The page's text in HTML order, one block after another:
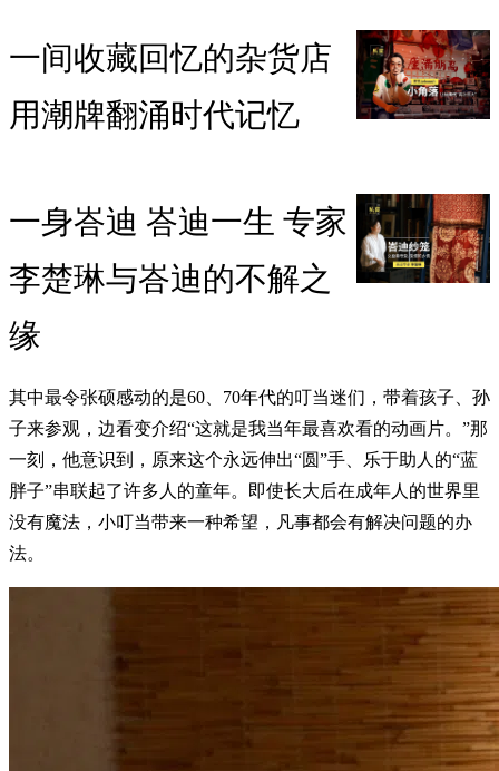
一间收藏回忆的杂货店
用潮牌翻涌时代记忆
一身峇迪 峇迪一生 专家
李楚琳与峇迪的不解之
缘
其中最令张硕感动的是60、70年代的叮当迷们，带着孩子、孙
子来参观，边看变介绍“这就是我当年最喜欢看的动画片。”那
一刻，他意识到，原来这个永远伸出“圆”手、乐于助人的“蓝
胖子”串联起了许多人的童年。即使长大后在成年人的世界里
没有魔法，小叮当带来一种希望，凡事都会有解决问题的办
法。